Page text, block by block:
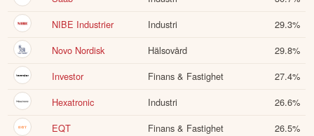
NIBE Industrier
Industri 29.3%
Novo Nordisk
Hälsovård 29.8%
Investor
Finans & Fastighet 27.4%
Hexatronic
Industri 26.6%
EQT
Finans & Fastighet 26.5%